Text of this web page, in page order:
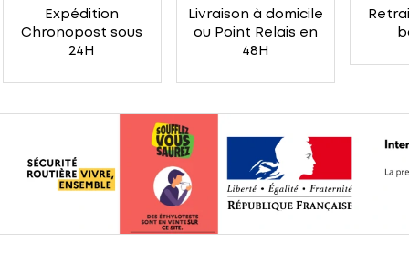
Expédition
Chronopost sous
24H
Livraison à domicile
ou Point Relais en
48H